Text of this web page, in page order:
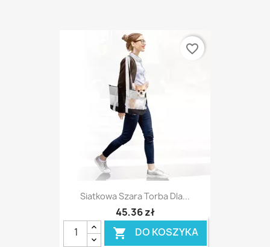
Siatkowa Szara Torba Dla...
45,36 zł
 DO KOSZYKA
favorite_border